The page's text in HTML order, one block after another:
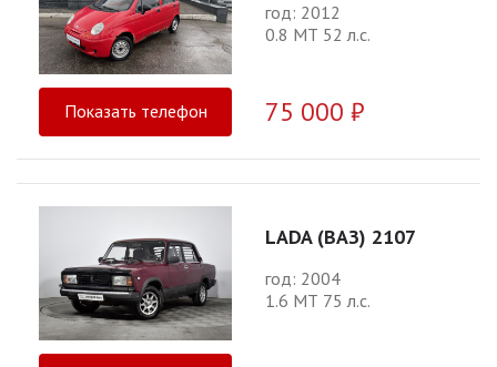
год: 2012
0.8 МТ 52 л.с.
Показать телефон 75 000 ₽
LADA (ВАЗ) 2107
год: 2004
1.6 МТ 75 л.с.